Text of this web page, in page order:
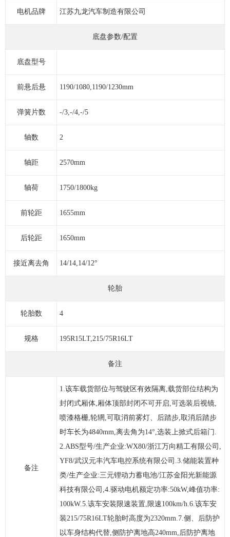
电机品牌 江苏九龙汽车制造有限公司
底盘参数/配置
底盘型号
前悬后悬 1190/1080,1190/1230mm
弹簧片数 -/3,-/4,-/5
轴数 2
轴距 2570mm
轴荷 1750/1800kg
前轮距 1655mm
后轮距 1650mm
接近离去角 14/14,14/12°
轮胎
轮胎数 4
规格 195R15LT,215/75R16LT
备注
备注
1.该车载货部位与驾驶区有效隔离,载货部位结构为
封闭式厢体,厢体顶部封闭不可开启,可选装后视镜,
喷漆格栅,轮辋,可取消前雾灯、后踏步,取消后踏步
时车长为4840mm,离去角为14°,选装上掀式后箱门.
2.ABS型号/生产企业:WX80/浙江万向精工有限公司,
YF8/武汉元丰汽车电控系统有限公司.3.储能装置种
类/生产企业:三元锂动力蓄电池/江苏金阳光新能源
科技有限公司,4.驱动电机额定功率:50kW,峰值功率:
100kW.5.该车安装限速装置,限速100km/h.6.该车安
装215/75R16LT轮胎时高度为2320mm.7.侧、后防护
以车身结构代替,侧防护离地高240mm,后防护离地